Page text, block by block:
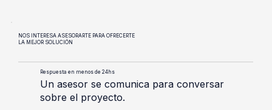
NOS INTERESA ASESORARTE PARA OFRECERTE
LA MEJOR SOLUCIÓN
Respuesta en menos de 24hs
Un asesor se comunica para conversar
sobre el proyecto.